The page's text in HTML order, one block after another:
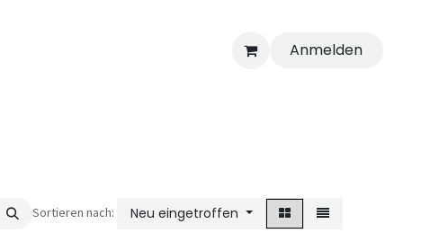
Anmelden
Sortieren nach: Neu eingetroffen